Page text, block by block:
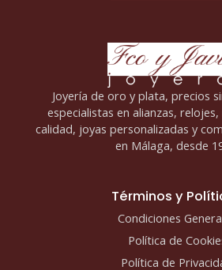
Joyería de oro y plata, precios
especialistas en alianzas,
calidad, joyas personalizadas y
en Málaga, desde
Términos y
Condiciones
Política de
Política de